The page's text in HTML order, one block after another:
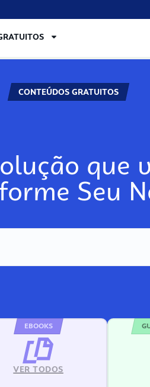
CONTEÚDOS GRATUITOS
que
Seu
EBOOKS
VER TODOS